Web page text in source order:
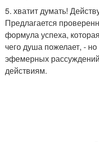
5. хватит думать!
Предлагается
формула успеха,
чего душа пожелает, -
эфемерных
действиям.